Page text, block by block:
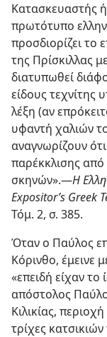
Κατασκευαστής
πρωτότυπο
προσδιορίζει το
της Πρίσκιλλας
διατυπωθεί
είδους τεχνίτης
λέξη (αν
υφαντή χαλιών
αναγνωρίζουν
παρέκκλισης
σκηνών».—Η
Expositor’s Greek
Τόμ. 2, σ. 385.
Όταν ο Παύλος
Κόρινθο, έμεινε
«επειδή είχαν το
απόστολος
Κιλικίας,
τρίχες